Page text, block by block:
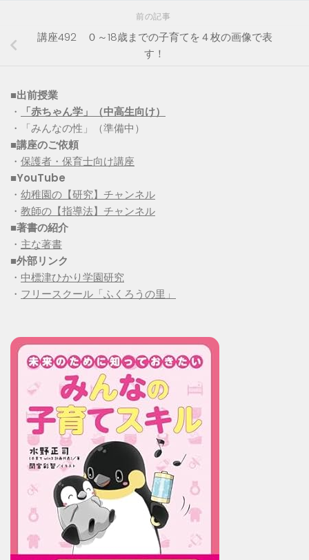
前の記事
講座492 ０～18歳までの子育てを４枚の画像で表
す！
■出前授業
・
「赤ちゃん学」（中高生向け）
・「みんなの性」（準備中）
■講座のご依頼
・ 保護者・保育士向け講座
■YouTube
・ 幼稚園の【研究】チャンネル
・ 教師の【指導法】チャンネル
■著書の紹介
・ 主な著書
■外部リンク
・ 中標津ひかり学園研究
・ フリースクール「ふくろうの里」